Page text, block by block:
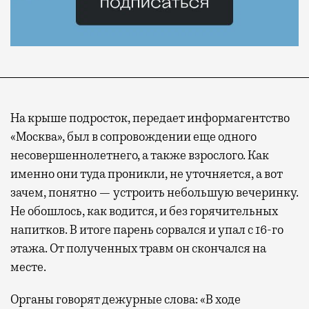
На крыше подросток, передает информагентство
«Москва», был в сопровождении еще одного
несовершеннолетнего, а также взрослого. Как
именно они туда проникли, не уточняется, а вот
зачем, понятно — устроить небольшую вечеринку.
Не обошлось, как водится, и без горячительных
напитков. В итоге парень сорвался и упал с 16-го
этажа. От полученных травм он скончался на
месте.
Органы говорят дежурные слова: «В ходе